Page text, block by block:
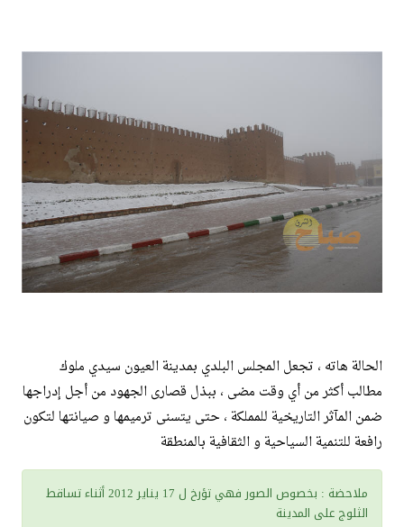
الحالة هاته ، تجعل المجلس البلدي بمدينة العيون سيدي ملوك
مطالب أكثر من أي وقت مضى ، ببذل قصارى الجهود من أجل إدراجها
ضمن المآثر التاريخية للمملكة ، حتى يتسنى ترميمها و صيانتها لتكون
رافعة للتنمية السياحية و الثقافية بالمنطقة
ملاحضة : بخصوص الصور فهي تؤرخ ل 17 يناير 2012 أثناء تساقط
الثلوج على المدينة